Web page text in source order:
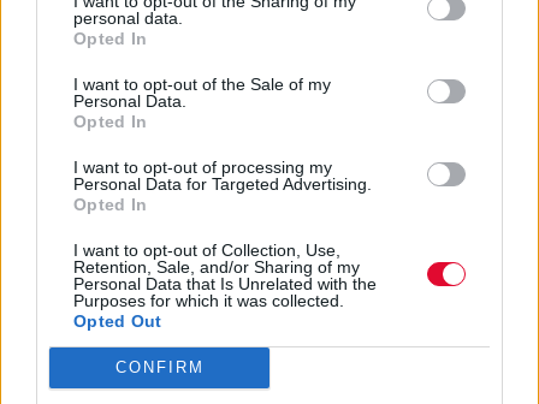
personal data.
Opted In
I want to opt-out of the Sale of my
Personal Data.
Opted In
I want to opt-out of processing my
Personal Data for Targeted Advertising.
Opted In
I want to opt-out of Collection, Use,
Retention, Sale, and/or Sharing of my
Personal Data that Is Unrelated with the
Purposes for which it was collected.
Opted Out
CONFIRM